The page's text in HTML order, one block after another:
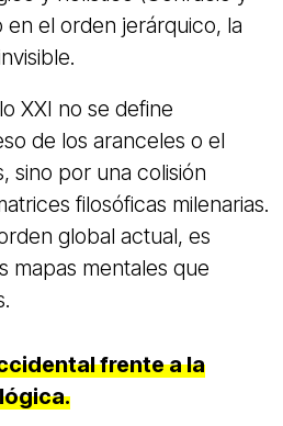
en el orden jerárquico, la
XXI no se define
de los aranceles o el
sino por una colisión
filosóficas milenarias.
global actual, es
mapas mentales que
frente a la